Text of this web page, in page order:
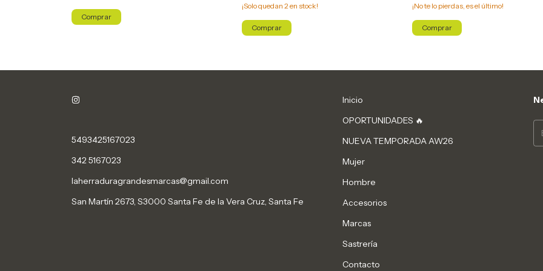
Comprar
¡Solo quedan 2 en stock!
Comprar
¡No te lo pierdas, es el último!
Comprar
5493425167023
342 5167023
laherraduragrandesmarcas@gmail.com
San Martín 2673, S3000 Santa Fe de la Vera Cruz, Santa Fe
Inicio
OPORTUNIDADES 🔥
NUEVA TEMPORADA AW26
Mujer
Hombre
Accesorios
Marcas
Sastrería
Contacto